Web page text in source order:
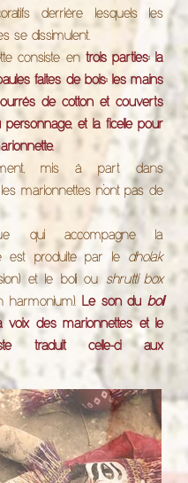
derrière lesquels les
se dissimulent.
consiste en trois parties: la
faites de bois; les mains
de cotton et couverts
personnage, et la ficelle pour
mis à part dans
marionnettes n’ont pas de
qui accompagne la
est produite par le dholak
et le boli ou shrutti box
harmonium).Le son duboli
voix des marionnettes et le
traduit celle-ci aux